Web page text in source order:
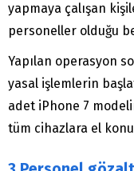
yapmaya çalışan
personeller olduğu
Yapılan operasyon
yasal işlemlerin
adet iPhone 7
tüm cihazlara el